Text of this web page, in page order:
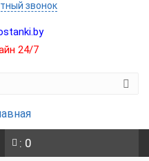
звонок
24/7
: 0